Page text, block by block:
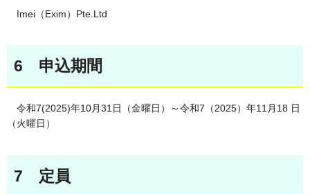
Imei（Exim）Pte.Ltd
6 申込期間
令和7(2025)年10月31日（金曜日）～令和7（2025）年11月18 日
（火曜日）
7 定員